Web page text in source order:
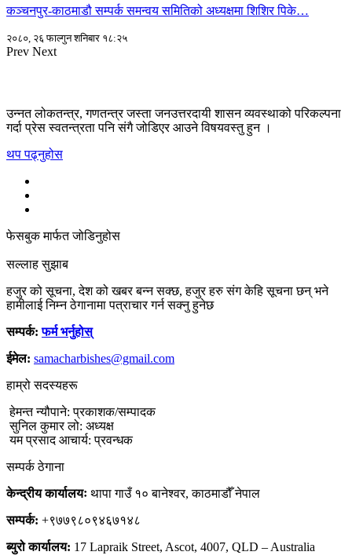
कञ्चनपुर-काठमाडौ सम्पर्क समन्वय समितिको अध्यक्षमा शिशिर पिके…
२०८०, २६ फाल्गुन शनिबार १८:२५
Prev Next
उन्नत लोकतन्त्र, गणतन्त्र जस्ता जनउत्तरदायी शासन व्यवस्थाको परिकल्पना
गर्दा प्रेस स्वतन्त्रता पनि संगै जोडिएर आउने विषयवस्तु हुन ।
थप पढ्नुहोस
फेसबुक मार्फत जोडिनुहोस
सल्लाह सुझाब
हजुर को सूचना, देश को खबर बन्न सक्छ, हजुर हरु संग केहि सूचना छन् भने
हामीलाई निम्न ठेगानामा पत्राचार गर्न सक्नु हुनेछ
सम्पर्क:फर्म भर्नुहोस्
ईमेल: samacharbishes@gmail.com
हाम्रो सदस्यहरू
हेमन्त न्यौपाने: प्रकाशक/सम्पादक
सुनिल कुमार लो: अध्यक्ष
यम प्रसाद आचार्य: प्रवन्धक
सम्पर्क ठेगाना
केन्द्रीय कार्यालयः थापा गाउँ १० बानेश्वर, काठमाडौँ नेपाल
सम्पर्क: +९७७९८०९४६७१४८
ब्युरो कार्यालय: 17 Lapraik Street, Ascot, 4007, QLD – Australia